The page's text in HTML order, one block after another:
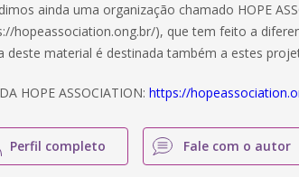
ainda uma organização chamado HOPE
hopeassociation.ong.br/), que tem feito a
deste material é destinada também a estes
HOPE ASSOCIATION:https://
Perfil completo Fale com o autor